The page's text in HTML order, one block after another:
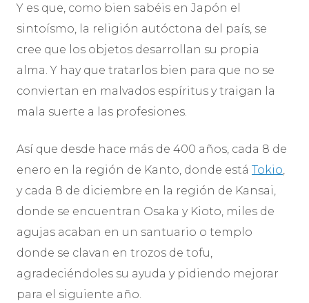
Y es que, como bien sabéis en Japón el
sintoísmo, la religión autóctona del país, se
cree que los objetos desarrollan su propia
alma. Y hay que tratarlos bien para que no se
conviertan en malvados espíritus y traigan la
mala suerte a las profesiones.
Así que desde hace más de 400 años, cada 8 de
enero en la región de Kanto, donde está Tokio,
y cada 8 de diciembre en la región de Kansai,
donde se encuentran Osaka y Kioto, miles de
agujas acaban en un santuario o templo
donde se clavan en trozos de tofu,
agradeciéndoles su ayuda y pidiendo mejorar
para el siguiente año.